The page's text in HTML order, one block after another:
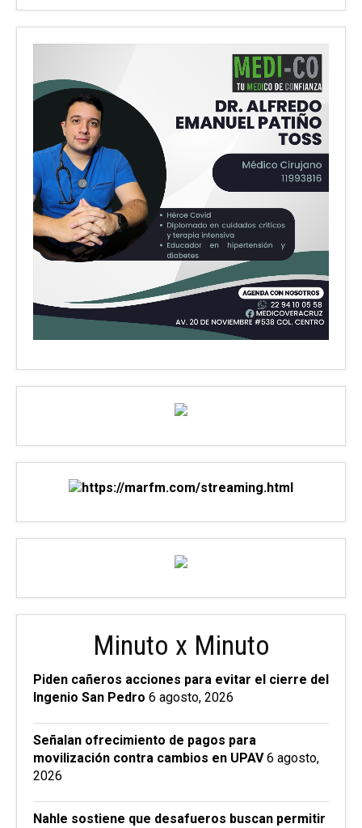
Minuto x Minuto
Piden cañeros acciones para evitar el cierre del
Ingenio San Pedro 6 agosto, 2026
Señalan ofrecimiento de pagos para
movilización contra cambios en UPAV 6 agosto,
2026
Nahle sostiene que desafueros buscan permitir